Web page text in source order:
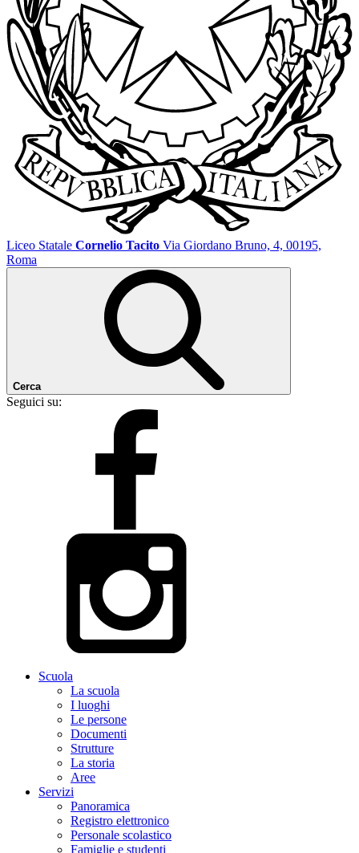
Liceo Statale Cornelio Tacito Via Giordano Bruno, 4, 00195,
Roma
Cerca
Seguici su:
Scuola
La scuola
I luoghi
Le persone
Documenti
Strutture
La storia
Aree
Servizi
Panoramica
Registro elettronico
Personale scolastico
Famiglie e studenti